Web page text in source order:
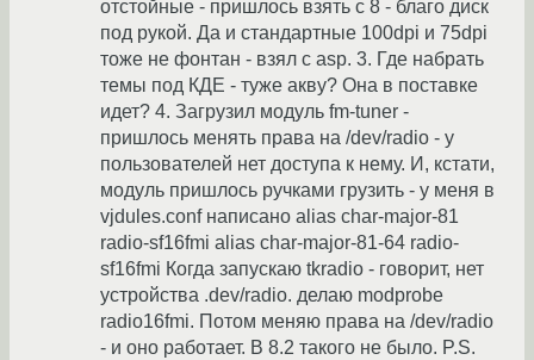
отстойные - пришлось взять с 8 - благо диск
под рукой. Да и стандартные 100dpi и 75dpi
тоже не фонтан - взял с asp. 3. Где набрать
темы под КДЕ - туже акву? Она в поставке
идет? 4. Загрузил модуль fm-tuner -
пришлось менять права на /dev/radio - у
пользователей нет доступа к нему. И, кстати,
модуль пришлось ручками грузить - у меня в
vjdules.conf написано alias char-major-81
radio-sf16fmi alias char-major-81-64 radio-
sf16fmi Когда запускаю tkradio - говорит, нет
устройства .dev/radio. делаю modprobe
radio16fmi. Потом меняю права на /dev/radio
- и оно работает. В 8.2 такого не было. P.S.